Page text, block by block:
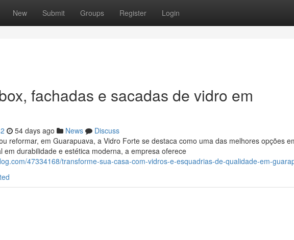
New Submit Groups Register Login
fachadas e sacadas de vidro em
54 days ago News
Discuss
reformar, em Guarapuava, a Vidro Forte se destaca como uma das melhores opções
em durabilidade e estética moderna, a empresa oferece
47334168/transforme-sua-casa-com-vidros-e-esquadrias-de-qualidade-em-